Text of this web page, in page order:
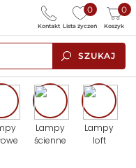
SZUKAJ
0
Lista życzeń
0
Koszyk
Kontakt
Lampy
ścienne
Lampy
loft